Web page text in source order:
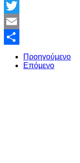
Facebook
Twitter
Email
Share
Προηγούμενο
Επόμενο